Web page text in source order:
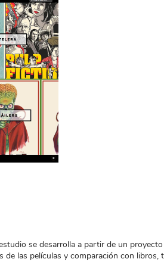
se desarrolla a partir de un
de las películas y comparación con